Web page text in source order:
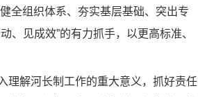
组织体系、夯实基层基础、突出专
、见成效”的有力抓手，以更高标准、
解河长制工作的重大意义，抓好责任